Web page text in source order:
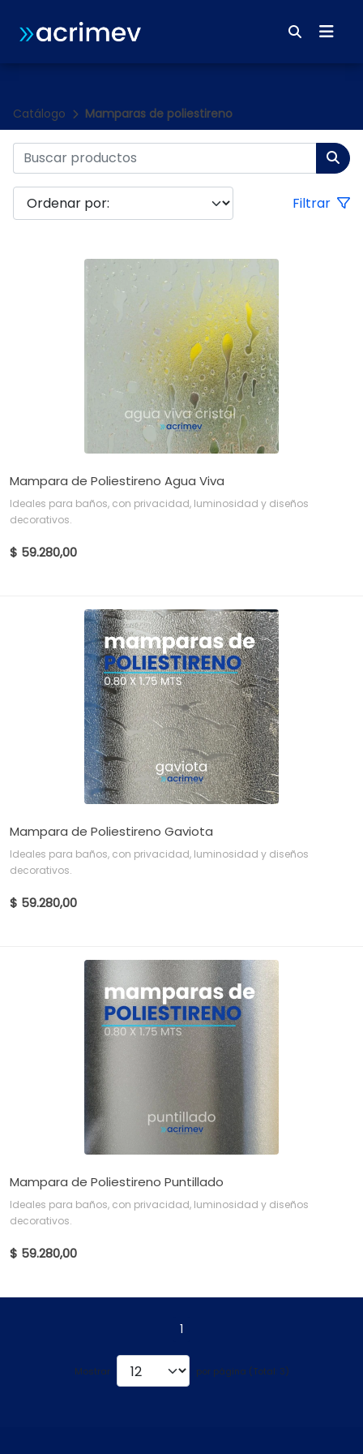
Catálogo Mamparas de poliestireno
Filtrar
Mampara de Poliestireno Agua Viva
Ideales para baños, con privacidad, luminosidad y diseños
decorativos.
$ 59.280,00
Mampara de Poliestireno Gaviota
Ideales para baños, con privacidad, luminosidad y diseños
decorativos.
$ 59.280,00
Mampara de Poliestireno Puntillado
Ideales para baños, con privacidad, luminosidad y diseños
decorativos.
$ 59.280,00
1
Mostrar por página (Total: 3)